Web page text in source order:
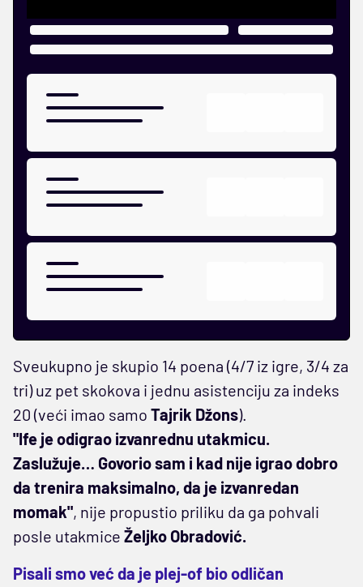
Sveukupno je skupio 14 poena (4/7 iz igre, 3/4 za
tri) uz pet skokova i jednu asistenciju za indeks
20 (veći imao samo Tajrik Džons).
"Ife je odigrao izvanrednu utakmicu.
Zaslužuje… Govorio sam i kad nije igrao dobro
da trenira maksimalno, da je izvanredan
momak", nije propustio priliku da ga pohvali
posle utakmice Željko Obradović.
Pisali smo već da je plej-of bio odličan